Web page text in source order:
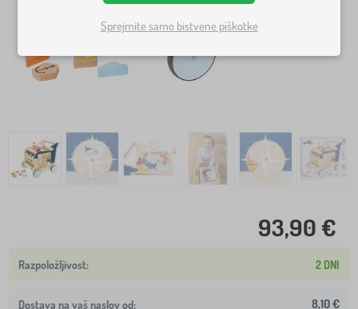
93,90 €
2 DNI
Dostava na vaš naslov od: 8,10 €
Sprejmite samo bistvene piškotke